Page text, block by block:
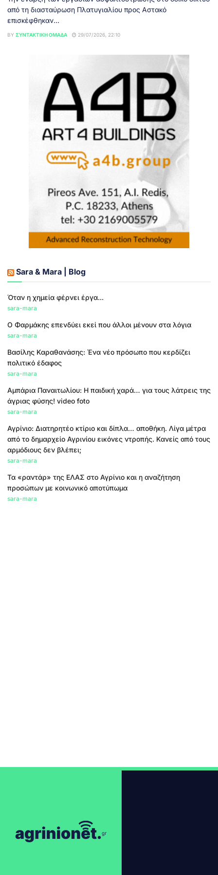
από τη διασταύρωση Πλατυγιαλίου προς Αστακό
επισκέφθηκαν...
BY ΣΥΝΤΑΚΤΙΚΉ ΟΜΆΔΑ 29/07/2026, 22:10
Sara & Mara | Blog
Όταν η χημεία φέρνει έργα...
sara-mara
Ο Φαρμάκης επενδύει εκεί που άλλοι μένουν στα λόγια
sara-mara
Βασίλης Καραθανάσης: Ένα νέο πρόσωπο που κερδίζει
πολιτικό έδαφος
sara-mara
Αμπάρια Παναιτωλίου: Η παιδική χαρά… για τους λάτρεις της
άγριας φύσης! video foto
sara-mara
Αγρίνιο: Διατηρητέο κτίριο και δίπλα… αποθήκη. Λίγα μέτρα
από το δημαρχείο Αγρινίου εικόνες ντροπής. Κανείς από τους
αρμόδιους δεν βλέπει;
sara-mara
Τα «ραντάρ» της ΕΛΑΣ στο Αγρίνιο και η αναζήτηση
προσώπων με κοινωνικό αποτύπωμα
sara-mara